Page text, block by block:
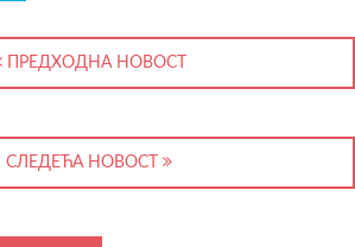
ПРЕДХОДНА НОВОСТ
СЛЕДЕЋА НОВОСТ